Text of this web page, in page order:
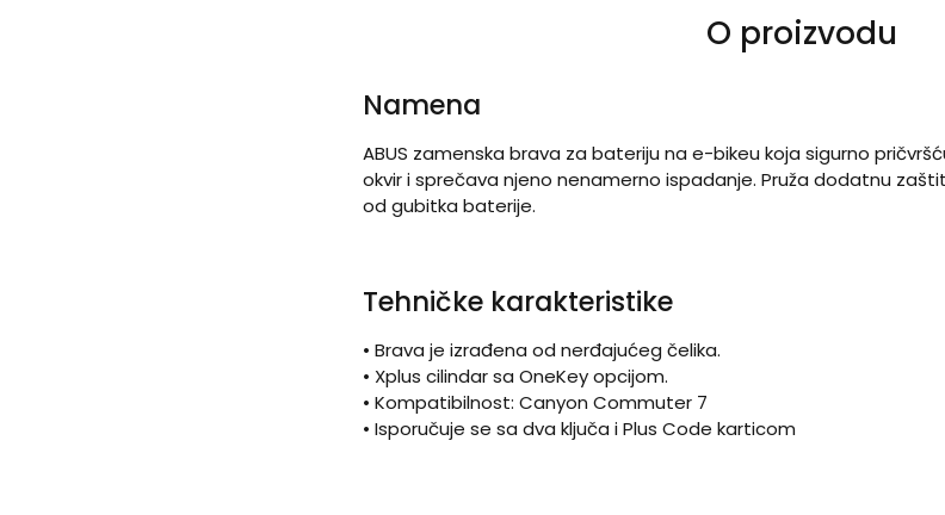
O proizvodu
Namena
ABUS zamenska brava za bateriju na e-bikeu koja sigurno
okvir i sprečava njeno nenamerno ispadanje. Pruža dodatnu
od gubitka baterije.
Tehničke karakteristike
• Brava je izrađena od nerđajućeg čelika.
• Xplus cilindar sa OneKey opcijom.
• Kompatibilnost: Canyon Commuter 7
• Isporučuje se sa dva ključa i Plus Code karticom